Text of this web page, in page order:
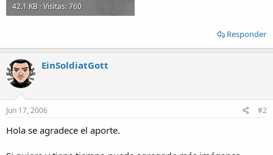
42.1 KB · Visitas: 760
Responder
EinSoldiatGott
Jun 17, 2006 #2
Hola se agradece el aporte.